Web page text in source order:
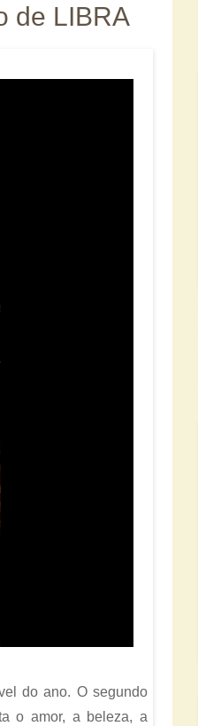
de LIBRA
do ano. O segundo
o amor, a beleza, a